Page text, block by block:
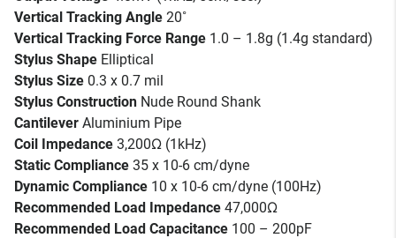
Vertical Tracking Angle 20˚
Vertical Tracking Force Range 1.0 – 1.8g (1.4g standard)
Stylus Shape Elliptical
Stylus Size 0.3 x 0.7 mil
Stylus Construction Nude Round Shank
Cantilever Aluminium Pipe
Coil Impedance 3,200Ω (1kHz)
Static Compliance 35 x 10-6 cm/dyne
Dynamic Compliance 10 x 10-6 cm/dyne (100Hz)
Recommended Load Impedance 47,000Ω
Recommended Load Capacitance 100 – 200pF